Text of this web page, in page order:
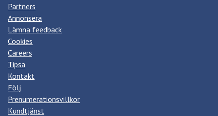
Partners
Annonsera
Lämna feedback
Cookies
Careers
Tipsa
Kontakt
Följ
Prenumerationsvillkor
Kundtjänst